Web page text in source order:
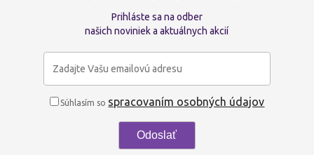
Prihláste sa na odber
našich noviniek a aktuálnych akcií
Súhlasím so spracovaním osobných údajov